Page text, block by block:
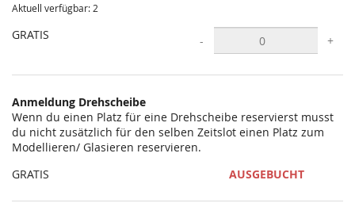
Aktuell verfügbar: 2
GRATIS - +
Anmeldung Drehscheibe
Wenn du einen Platz für eine Drehscheibe reservierst musst
du nicht zusätzlich für den selben Zeitslot einen Platz zum
Modellieren/ Glasieren reservieren.
GRATIS
AUSGEBUCHT